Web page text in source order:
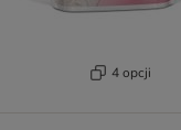
4 opcji